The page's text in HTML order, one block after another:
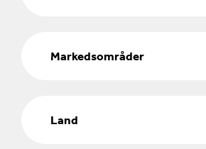
Markedsområder
Land